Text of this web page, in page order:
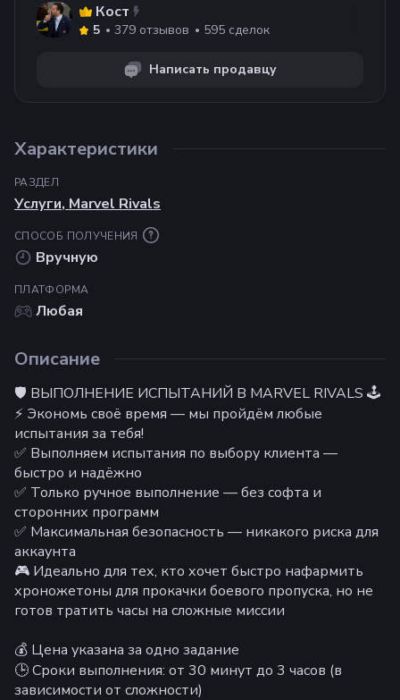
Кост
5 379 отзывов 595 сделок
Написать продавцу
Характеристики
РАЗДЕЛ
Услуги, Marvel Rivals
СПОСОБ ПОЛУЧЕНИЯ
Вручную
ПЛАТФОРМА
Любая
Описание
🛡️ ВЫПОЛНЕНИЕ ИСПЫТАНИЙ В MARVEL RIVALS 🕹️
⚡ Экономь своё время — мы пройдём любые
испытания за тебя!
✅ Выполняем испытания по выбору клиента —
быстро и надёжно
✅ Только ручное выполнение — без софта и
сторонних программ
✅ Максимальная безопасность — никакого риска для
аккаунта
🎮 Идеально для тех, кто хочет быстро нафармить
хроножетоны для прокачки боевого пропуска, но не
готов тратить часы на сложные миссии
💰 Цена указана за одно задание
🕒 Сроки выполнения: от 30 минут до 3 часов (в
зависимости от сложности)